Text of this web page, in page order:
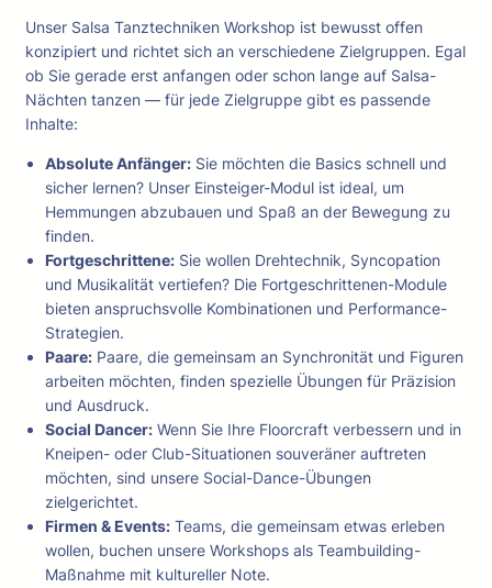
Unser Salsa Tanztechniken Workshop ist bewusst offen
konzipiert und richtet sich an verschiedene Zielgruppen. Egal
ob Sie gerade erst anfangen oder schon lange auf Salsa-
Nächten tanzen — für jede Zielgruppe gibt es passende
Inhalte:
Absolute Anfänger: Sie möchten die Basics schnell und
sicher lernen? Unser Einsteiger-Modul ist ideal, um
Hemmungen abzubauen und Spaß an der Bewegung zu
finden.
Fortgeschrittene: Sie wollen Drehtechnik, Syncopation
und Musikalität vertiefen? Die Fortgeschrittenen-Module
bieten anspruchsvolle Kombinationen und Performance-
Strategien.
Paare: Paare, die gemeinsam an Synchronität und Figuren
arbeiten möchten, finden spezielle Übungen für Präzision
und Ausdruck.
Social Dancer: Wenn Sie Ihre Floorcraft verbessern und in
Kneipen- oder Club-Situationen souveräner auftreten
möchten, sind unsere Social-Dance-Übungen
zielgerichtet.
Firmen & Events: Teams, die gemeinsam etwas erleben
wollen, buchen unsere Workshops als Teambuilding-
Maßnahme mit kultureller Note.